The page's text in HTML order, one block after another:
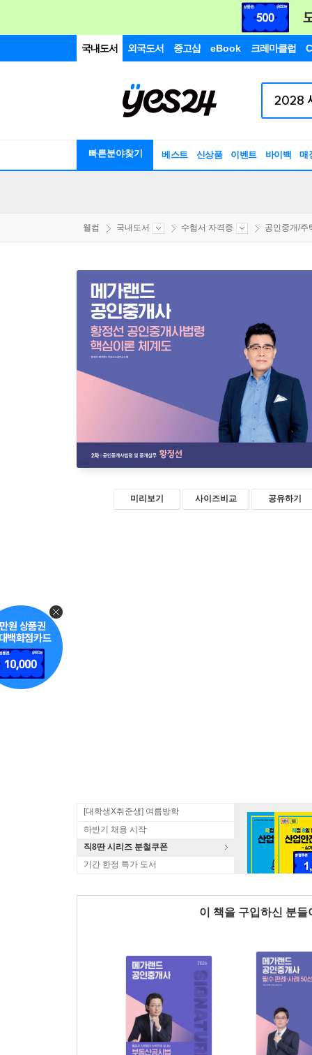
국내도서 외국도서 중고샵 eBook 크레마클럽
빠른분야찾기 베스트 신상품 이벤트 바이백 매
웰컴 국내도서 수험서 자격증 공인중개/주
미리보기 사이즈비교 공유하기
[대학생X취준생] 여름방학
하반기 채용 시작
직8딴 시리즈 분철쿠폰
기간 한정 특가 도서
이 책을 구입하신 분